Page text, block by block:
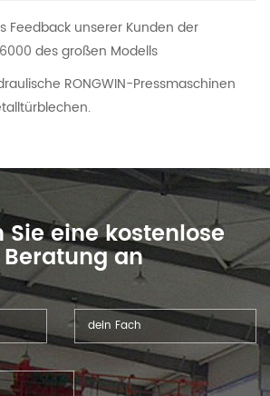
Feedback unserer Kunden der
des großen Modells
RONGWIN-Pressmaschinen
Sie eine kostenlose
Beratung an